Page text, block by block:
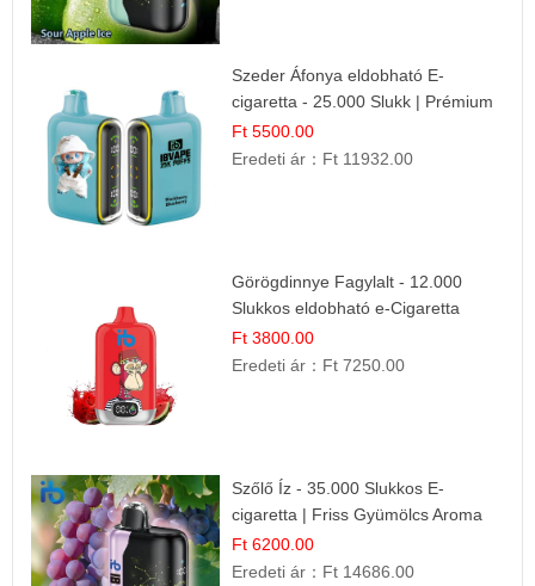
Szeder Áfonya eldobható E-
cigaretta - 25.000 Slukk | Prémium
Gyümölcs Íz
Ft 5500.00
Eredeti ár： Ft 11932.00
Görögdinnye Fagylalt - 12.000
Slukkos eldobható e-Cigaretta
Ft 3800.00
Eredeti ár： Ft 7250.00
Szőlő Íz - 35.000 Slukkos E-
cigaretta | Friss Gyümölcs Aroma
Ft 6200.00
Eredeti ár： Ft 14686.00